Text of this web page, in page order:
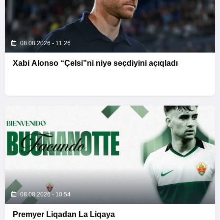
08.08.2026 - 11:26
Xabi Alonso “Çelsi”ni niyə seçdiyini açıqladı
08.08.2026 - 10:54
Premyer Liqadan La Liqaya